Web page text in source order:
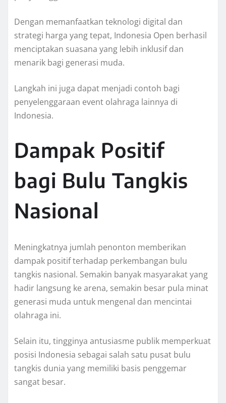
Dengan memanfaatkan teknologi digital dan
strategi harga yang tepat, Indonesia Open berhasil
menciptakan suasana yang lebih inklusif dan
menarik bagi generasi muda.
Langkah ini juga dapat menjadi contoh bagi
penyelenggaraan event olahraga lainnya di
Indonesia.
Dampak Positif
bagi Bulu Tangkis
Nasional
Meningkatnya jumlah penonton memberikan
dampak positif terhadap perkembangan bulu
tangkis nasional. Semakin banyak masyarakat yang
hadir langsung ke arena, semakin besar pula minat
generasi muda untuk mengenal dan mencintai
olahraga ini.
Selain itu, tingginya antusiasme publik memperkuat
posisi Indonesia sebagai salah satu pusat bulu
tangkis dunia yang memiliki basis penggemar
sangat besar.